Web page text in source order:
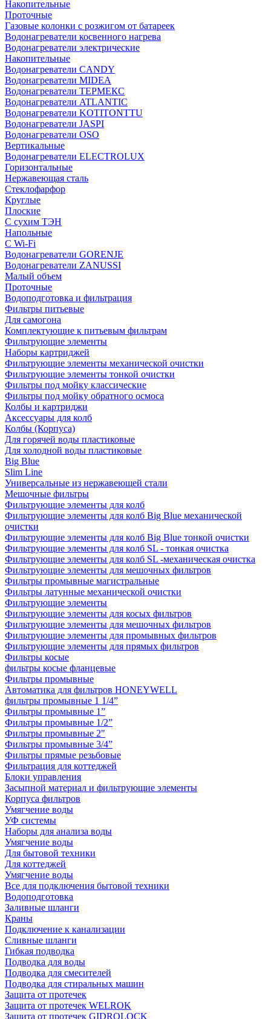
Накопительные
Проточные
Газовые колонки с розжигом от батареек
Водонагреватели косвенного нагрева
Водонагреватели электрические
Накопительные
Водонагреватели CANDY
Водонагреватели MIDEA
Водонагреватели ТЕРМЕКС
Водонагреватели ATLANTIC
Водонагреватели KOTITONTTU
Водонагреватели JASPI
Водонагреватели OSO
Вертикальные
Водонагреватели ELECTROLUX
Горизонтальные
Нержавеющая сталь
Стеклофарфор
Круглые
Плоские
С сухим ТЭН
Напольные
С Wi-Fi
Водонагреватели GORENJE
Водонагреватели ZANUSSI
Малый объем
Проточные
Водоподготовка и фильтрация
Фильтры питьевые
Для самогона
Комплектующие к питьевым фильтрам
Фильтрующие элементы
Наборы картриджей
Фильтрующие элементы механической очистки
Фильтрующие элементы тонкой очистки
Фильтры под мойку классические
Фильтры под мойку обратного осмоса
Колбы и картриджи
Аксессуары для колб
Колбы (Корпуса)
Для горячей воды пластиковые
Для холодной воды пластиковые
Big Blue
Slim Line
Универсальные из нержавеющей стали
Мешочные фильтры
Фильтрующие элементы для колб
Фильтрующие элементы для колб Big Blue механической
очистки
Фильтрующие элементы для колб Big Blue тонкой очистки
Фильтрующие элементы для колб SL - тонкая очистка
Фильтрующие элементы для колб SL -механическая очистка
Фильтрующие элементы для мешочных фильтров
Фильтры промывные магистральные
Фильтры латунные механической очистки
Фильтрующие элементы
Фильтрующие элементы для косых фильтров
Фильтрующие элементы для мешочных фильтров
Фильтрующие элементы для промывных фильтров
Фильтрующие элементы для прямых фильтров
Фильтры косые
фильтры косые фланцевые
Фильтры промывные
Автоматика для фильтров HONEYWELL
фильтры промывные 1 1/4”
Фильтры промывные 1”
Фильтры промывные 1/2”
Фильтры промывные 2"
Фильтры промывные 3/4”
Фильтры прямые резьбовые
Фильтрация для коттеджей
Блоки управления
Засыпной материал и фильтрующие элементы
Корпуса фильтров
Умягчение воды
УФ системы
Наборы для анализа воды
Умягчение воды
Для бытовой техники
Для коттеджей
Умягчение воды
Все для подключения бытовой техники
Водоподготовка
Заливные шланги
Краны
Подключение к канализации
Сливные шланги
Гибкая подводка
Подводка для воды
Подводка для смесителей
Подводка для стиральных машин
Защита от протечек
Защита от протечек WELROK
Защита от протечек GIDROLOCK